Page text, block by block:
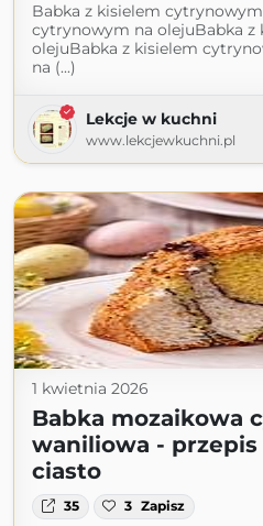
Babka z kisielem
cytrynowym na olejuBabka
olejuBabka z kisielem
na (...)
Lekcje w kuchni
www.lekcjewkuchni.pl
1 kwietnia 2026
Babka mozaikowa
waniliowa -
ciasto
35 3 Zapisz